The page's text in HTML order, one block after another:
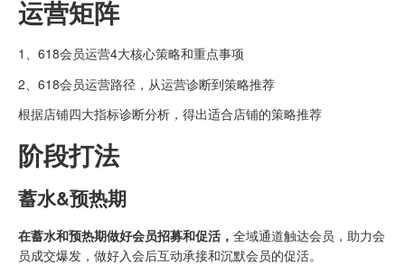
运营矩阵
1、618会员运营4大核心策略和重点事项
2、618会员运营路径，从运营诊断到策略推荐
根据店铺四大指标诊断分析，得出适合店铺的策略推荐
阶段打法
蓄水&预热期
在蓄水和预热期做好会员招募和促活， 全域通道触达会员，助力会
员成交爆发，做好入会后互动承接和沉默会员的促活。